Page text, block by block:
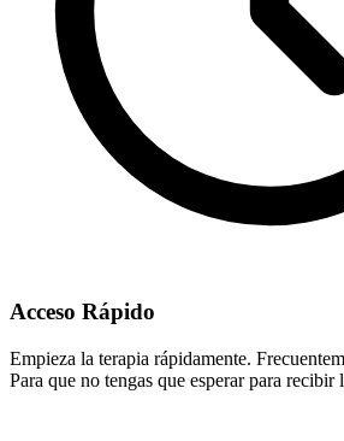
Acceso Rápido
Empieza la terapia rápidamente.
Para que no tengas que esperar para recibir